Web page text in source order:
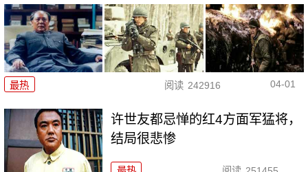
最热 阅读 242916 04-01
许世友都忌惮的红4方面军猛将，
结局很悲惨